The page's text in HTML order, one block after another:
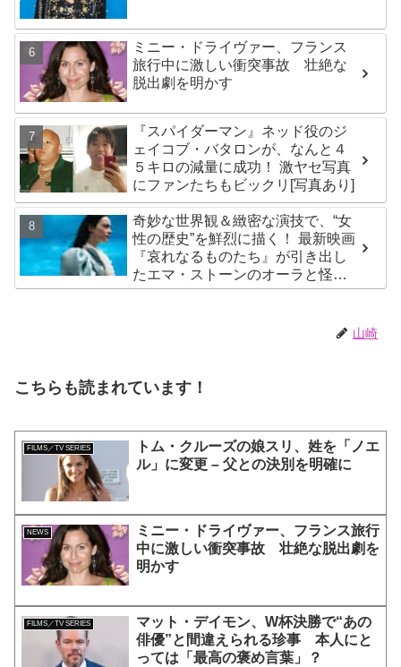
ミニー・ドライヴァー、フランス
旅行中に激しい衝突事故 壮絶な
脱出劇を明かす
『スパイダーマン』ネッド役のジ
ェイコブ・バタロンが、なんと４
５キロの減量に成功！ 激ヤセ写真
にファンたちもビックリ[写真あり]
奇妙な世界観＆緻密な演技で、“女
性の歴史”を鮮烈に描く！ 最新映画
『哀れなるものたち』が引き出し
たエマ・ストーンのオーラと怪
演、そして緻密すぎる演技力！ こ
山崎
こちらも読まれています！
FILMS／TV SERIES
トム・クルーズの娘スリ、姓を「ノエ
ル」に変更 – 父との決別を明確に
NEWS
ミニー・ドライヴァー、フランス旅行
中に激しい衝突事故 壮絶な脱出劇を
明かす
FILMS／TV SERIES
マット・デイモン、W杯決勝で“あの
俳優”と間違えられる珍事 本人にと
っては「最高の褒め言葉」？